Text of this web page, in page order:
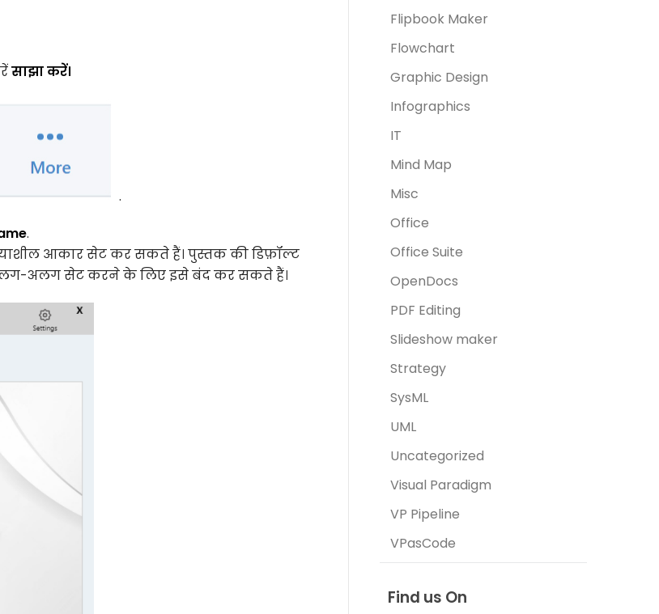
साझा करें।
.
.
आकार सेट कर सकते हैं। पुस्तक की डिफ़ॉल्ट
अलग-अलग सेट करने के लिए इसे बंद कर सकते हैं।
Flipbook Maker
Flowchart
Graphic Design
Infographics
IT
Mind Map
Misc
Office
Office Suite
OpenDocs
PDF Editing
Slideshow maker
Strategy
SysML
UML
Uncategorized
Visual Paradigm
VP Pipeline
VPasCode
Find us On